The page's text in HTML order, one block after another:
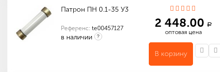
Патрон ПН 0.1-35 У3
Референс: te00457127
в наличии ?
2 448.00 a
оптовая цена
В корзину